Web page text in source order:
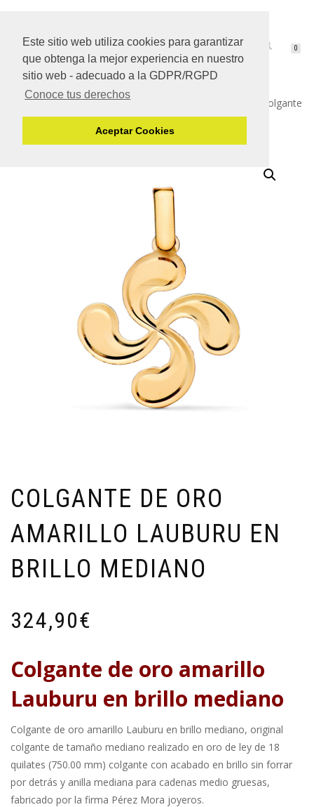
Este sitio web utiliza cookies para garantizar
que obtenga la mejor experiencia en nuestro
sitio web - adecuado a la GDPR/RGPD
Conoce tus derechos
Aceptar Cookies
CAMBIAR
NAVEGACIÓN
0
Inicio/Oro de Ley de 18 Quilates
/ Colgante
de oro amarillo Lauburu en brillo mediano
COLGANTE DE ORO
AMARILLO LAUBURU EN
BRILLO MEDIANO
324,90€
Colgante de oro amarillo
Lauburu en brillo mediano
Colgante de oro amarillo Lauburu en brillo mediano, original
colgante de tamaño mediano realizado en oro de ley de 18
quilates (750.00 mm) colgante con acabado en brillo sin forrar
por detrás y anilla mediana para cadenas medio gruesas,
fabricado por la firma Pérez Mora joyeros.